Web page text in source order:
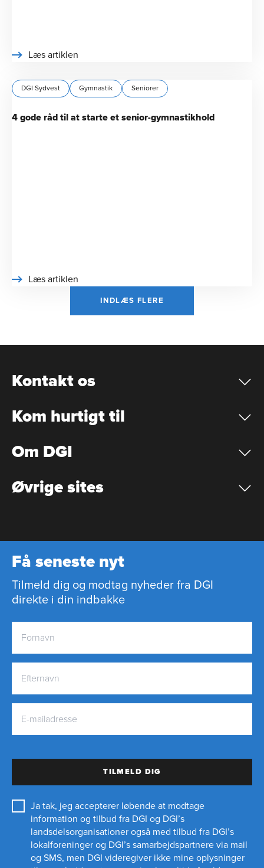
Læs artiklen
DGI Sydvest Gymnastik Seniorer
4 gode råd til at starte et senior-gymnastikhold
Læs artiklen
INDLÆS FLERE
Kontakt os
Kom hurtigt til
Om DGI
Øvrige sites
Få seneste nyt
Tilmeld dig og modtag nyheder fra DGI
direkte i din indbakke
TILMELD DIG
Ja tak, jeg accepterer løbende at modtage
information og tilbud fra DGI og DGI’s
landsdelsorganisationer også med tilbud fra DGI’s
lokalforeninger og DGI’s samarbejdspartnere via mail
og SMS, men DGI videregiver ikke mine oplysninger